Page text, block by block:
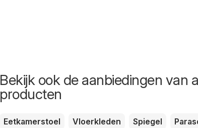
Bekijk ook de aanbiedingen van
producten
Eetkamerstoel Vloerkleden Spiegel